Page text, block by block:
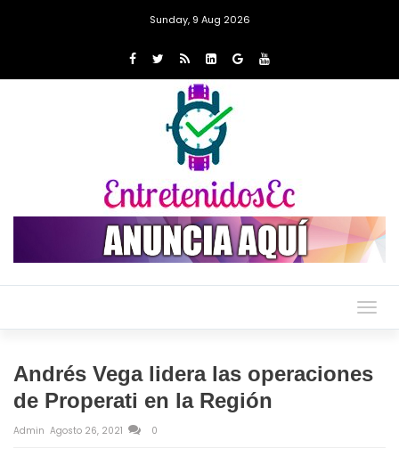
Sunday, 9 Aug 2026
Andrés Vega lidera las operaciones
de Properati en la Región
Admin Agosto 26, 2021 0